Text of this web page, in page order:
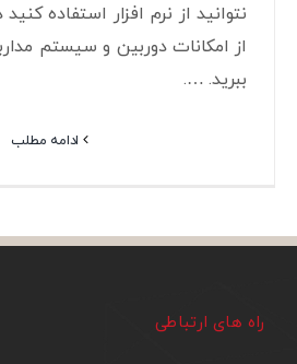
نتوانید از نرم افزار استفاده
از امکانات دوربین و سیستم
ببرید. ….
ادامه مطلب
راه های ارتباطی